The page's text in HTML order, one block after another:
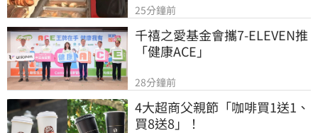
25分鐘前
千禧之愛基金會攜7-ELEVEN推
「健康ACE」
28分鐘前
4大超商父親節「咖啡買1送1、
買8送8」！